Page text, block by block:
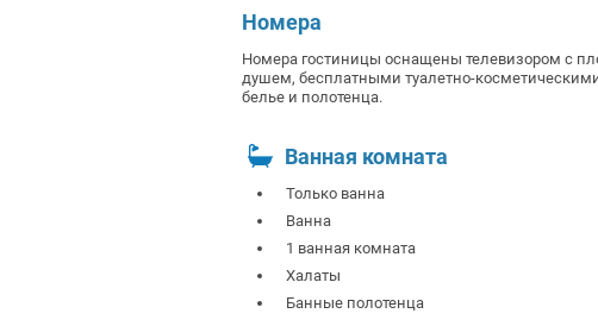
Номера
Номера гостиницы оснащены телевизором с
душем, бесплатными туалетно-
белье и полотенца.
Ванная комната
Только ванна
Ванна
1 ванная комната
Халаты
Банные полотенца